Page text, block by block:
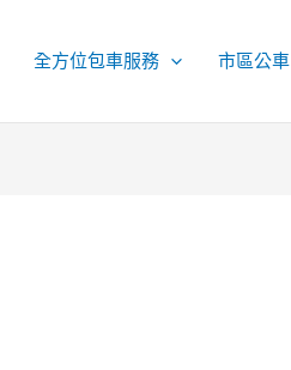
全方位包車服務 市區公車